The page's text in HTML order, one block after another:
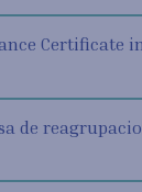
Certificate
de